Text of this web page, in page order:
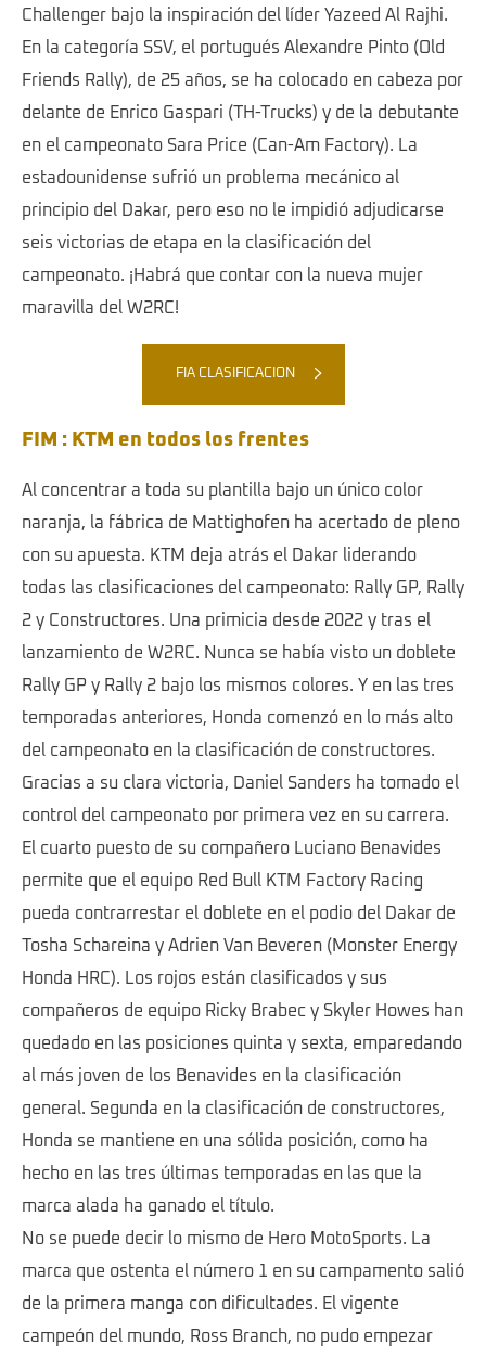
Challenger bajo la inspiración del líder Yazeed Al Rajhi.
En la categoría SSV, el portugués Alexandre Pinto (Old
Friends Rally), de 25 años, se ha colocado en cabeza por
delante de Enrico Gaspari (TH-Trucks) y de la debutante
en el campeonato Sara Price (Can-Am Factory). La
estadounidense sufrió un problema mecánico al
principio del Dakar, pero eso no le impidió adjudicarse
seis victorias de etapa en la clasificación del
campeonato. ¡Habrá que contar con la nueva mujer
maravilla del W2RC!
FIA CLASIFICACION
FIM : KTM en todos los frentes
Al concentrar a toda su plantilla bajo un único color
naranja, la fábrica de Mattighofen ha acertado de pleno
con su apuesta. KTM deja atrás el Dakar liderando
todas las clasificaciones del campeonato: Rally GP, Rally
2 y Constructores. Una primicia desde 2022 y tras el
lanzamiento de W2RC. Nunca se había visto un doblete
Rally GP y Rally 2 bajo los mismos colores. Y en las tres
temporadas anteriores, Honda comenzó en lo más alto
del campeonato en la clasificación de constructores.
Gracias a su clara victoria, Daniel Sanders ha tomado el
control del campeonato por primera vez en su carrera.
El cuarto puesto de su compañero Luciano Benavides
permite que el equipo Red Bull KTM Factory Racing
pueda contrarrestar el doblete en el podio del Dakar de
Tosha Schareina y Adrien Van Beveren (Monster Energy
Honda HRC). Los rojos están clasificados y sus
compañeros de equipo Ricky Brabec y Skyler Howes han
quedado en las posiciones quinta y sexta, emparedando
al más joven de los Benavides en la clasificación
general. Segunda en la clasificación de constructores,
Honda se mantiene en una sólida posición, como ha
hecho en las tres últimas temporadas en las que la
marca alada ha ganado el título.
No se puede decir lo mismo de Hero MotoSports. La
marca que ostenta el número 1 en su campamento salió
de la primera manga con dificultades. El vigente
campeón del mundo, Ross Branch, no pudo empezar